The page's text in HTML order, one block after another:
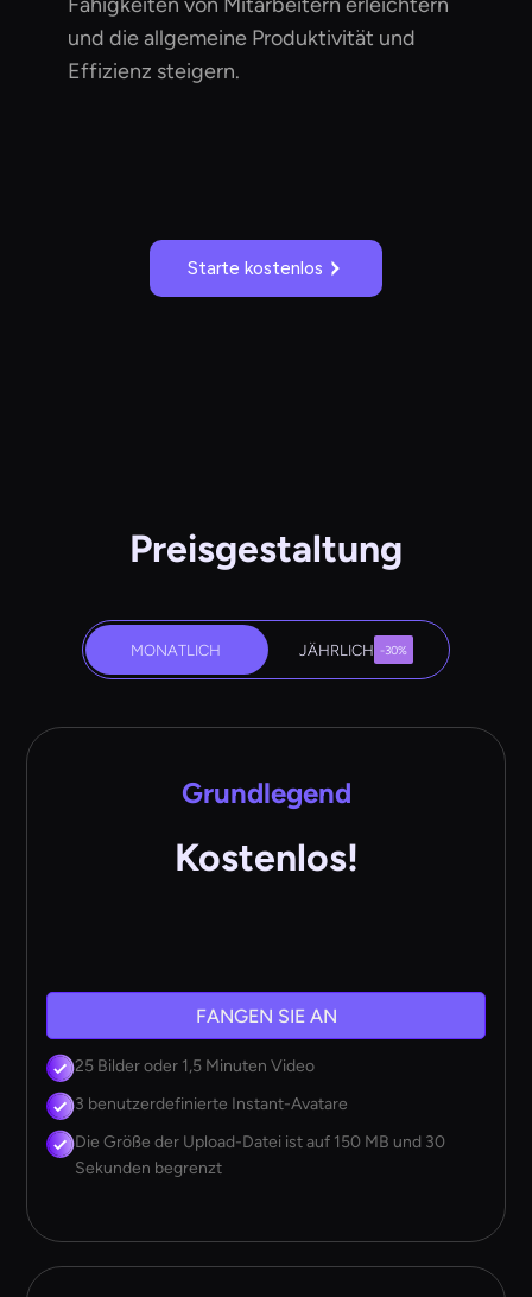
und die allgemeine Produktivität und
Effizienz steigern.
Starte kostenlos
Preisgestaltung
MONATLICH JÄHRLICH -30%
Grundlegend
Kostenlos!
FANGEN SIE AN
25 Bilder oder 1,5 Minuten Video
3 benutzerdefinierte Instant-Avatare
Die Größe der Upload-Datei ist auf 150 MB und 30
Sekunden begrenzt